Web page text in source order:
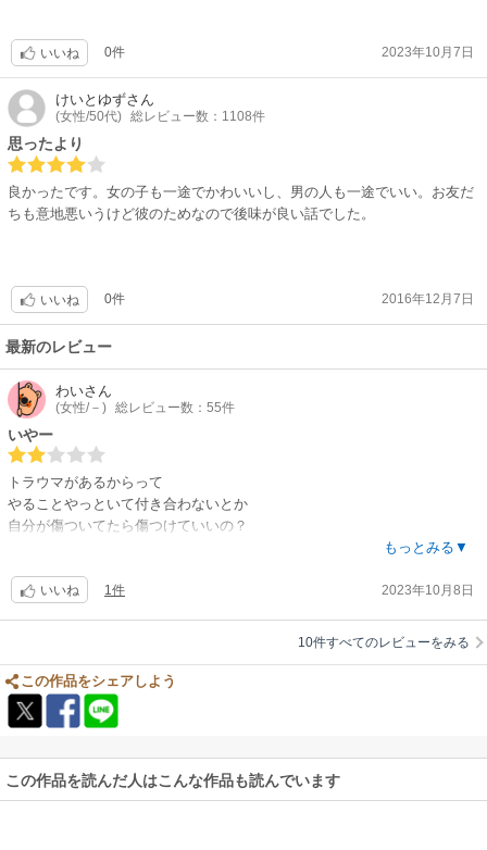
いいね 0件 2023年10月7日
けいとゆずさん
(女性/50代) 総レビュー数：1108件
思ったより
良かったです。女の子も一途でかわいいし、男の人も一途でいい。お友だ
ちも意地悪いうけど彼のためなので後味が良い話でした。
いいね 0件 2016年12月7日
最新のレビュー
わいさん
(女性/－) 総レビュー数：55件
いやー
トラウマがあるからって
やることやっといて付き合わないとか
自分が傷ついてたら傷つけていいの？
もっとみる▼
いいね 1件 2023年10月8日
10件すべてのレビューをみる
この作品をシェアしよう
この作品を読んだ人はこんな作品も読んでいます